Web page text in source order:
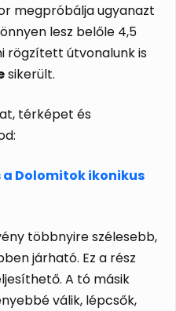
megpróbálja ugyanazt
lesz belőle 4,5
rögzített útvonalunk is
sikerült.
térképet és
a Dolomitok ikonikus
többnyire szélesebb,
járható. Ez a rész
A tó másik
válik, lépcsők,